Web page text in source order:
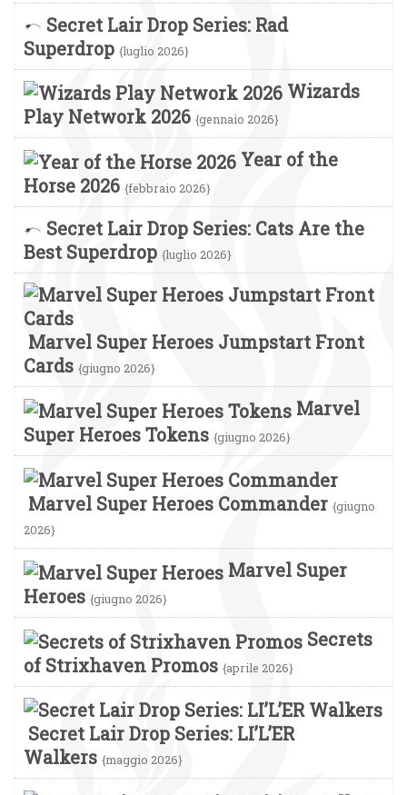
Secret Lair Drop Series: Rad
Superdrop {luglio 2026}
Wizards
Play Network 2026 {gennaio 2026}
Year of the
Horse 2026 {febbraio 2026}
Secret Lair Drop Series: Cats Are the
Best Superdrop {luglio 2026}
Marvel Super Heroes Jumpstart Front
Cards {giugno 2026}
Marvel
Super Heroes Tokens {giugno 2026}
Marvel Super Heroes Commander {giugno
2026}
Marvel Super
Heroes {giugno 2026}
Secrets
of Strixhaven Promos {aprile 2026}
Secret Lair Drop Series: LI’L’ER
Walkers {maggio 2026}